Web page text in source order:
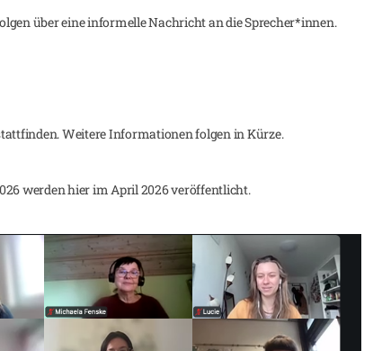
über eine informelle Nachricht an die Sprecher*innen.
Weitere Informationen folgen in Kürze.
werden hier im April 2026 veröffentlicht.